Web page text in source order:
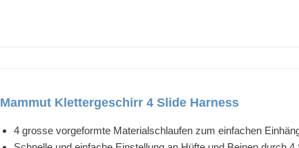
Mammut Klettergeschirr 4 Slide Harness
4 grosse vorgeformte Materialschlaufen zum einfachen